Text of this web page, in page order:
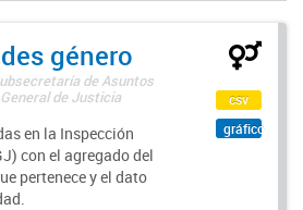
género
de Asuntos
de Justicia
en la Inspección
con el agregado del
pertenece y el dato
csv
gráfico